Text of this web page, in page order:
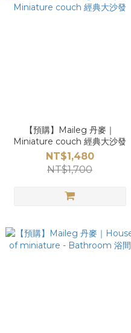
【預購】Maileg 丹麥｜
Miniature couch 經典大沙發
NT$1,480
NT$1,700